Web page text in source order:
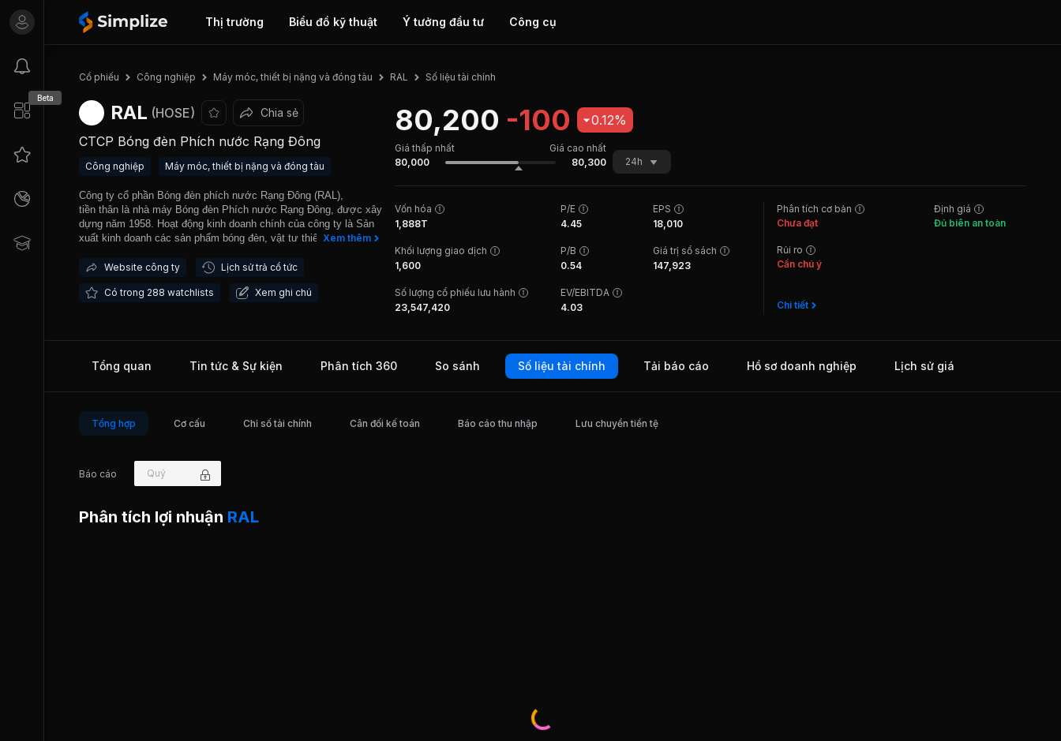
Thị trường Biểu đồ kỹ thuật Ý tưởng đầu tư Công cụ
Beta
Cổ phiếu Công nghiệp Máy móc, thiết bị nặng và đóng tàu RAL Số liệu tài chính
RAL (HOSE) Chia sẻ
CTCP Bóng đèn Phích nước Rạng Đông
Công nghiệp Máy móc, thiết bị nặng và đóng tàu
Công ty cổ phần Bóng đèn phích nước Rạng Đông (RAL),
tiền thân là nhà máy Bóng đèn Phích nước Rạng Đông, được xây
dựng năm 1958. Hoạt động kinh doanh chính của công ty là Sản
xuất kinh doanh các sản phẩm bóng đèn, vật tư thiết bị điện,
Hiện nay, RAL là công ty có thị phần, quy mô lớn nhất và trang
Sản phẩm của Công ty được phân phối đến người tiêu dùng
đã tiến hành xuất khẩu sản phẩm ra các thị trường nước ngoài
thức giao dịch trên Sở Giao dịch Chứng khoán thành phố Hồ Chí
Xem thêm
Website công ty Lịch sử trả cổ tức
Có trong 288 watchlists Xem ghi chú
80,200 -100 0.12%
Giá thấp nhất
Giá cao nhất
80,000
80,300 24h
Vốn hóa
1,888T
P/E
4.45
EPS
18,010
Khối lượng giao dịch
1,600
P/B
0.54
Giá trị sổ sách
147,923
Số lượng cổ phiếu lưu hành
23,547,420
EV/EBITDA
4.03
Phân tích cơ bản
Chưa đạt
Rủi ro
Cần chú ý
Chi tiết
Định giá
Đủ biên an toàn
Tổng quan Tin tức & Sự kiện Phân tích 360 So sánh Số liệu tài chính Tải báo cáo Hồ sơ doanh nghiệp Lịch sử giá
Tổng hợp Cơ cấu Chỉ số tài chính Cân đối kế toán Báo cáo thu nhập Lưu chuyển tiền tệ
Báo cáo Quý
Phân tích lợi nhuận RAL